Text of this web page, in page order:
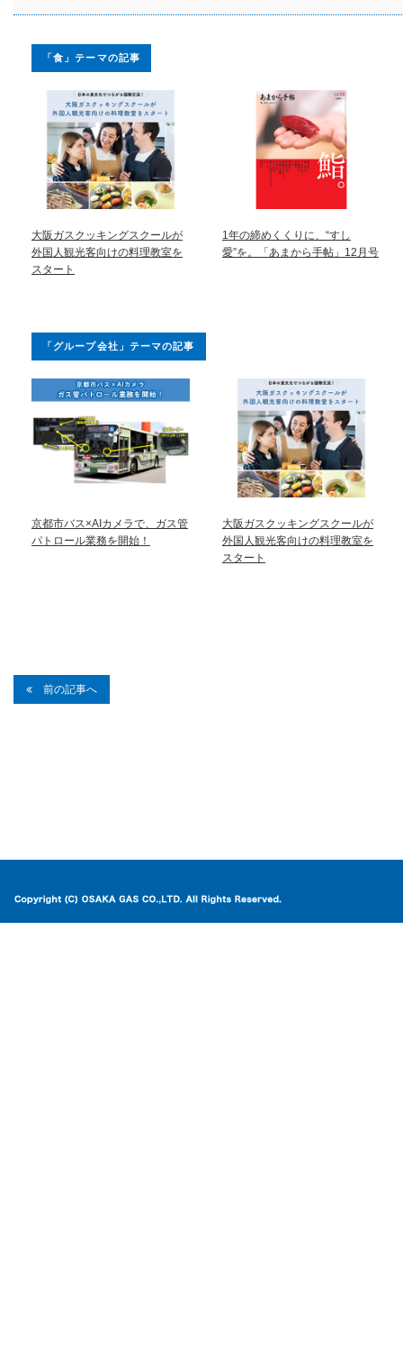
「食」テーマの記事
大阪ガスクッキングスクールが
外国人観光客向けの料理教室を
スタート
1年の締めくくりに、“すし
愛”を。「あまから手帖」12月号
「グループ会社」テーマの記事
京都市バス×AIカメラで、ガス管
パトロール業務を開始！
大阪ガスクッキングスクールが
外国人観光客向けの料理教室を
スタート
前の記事へ